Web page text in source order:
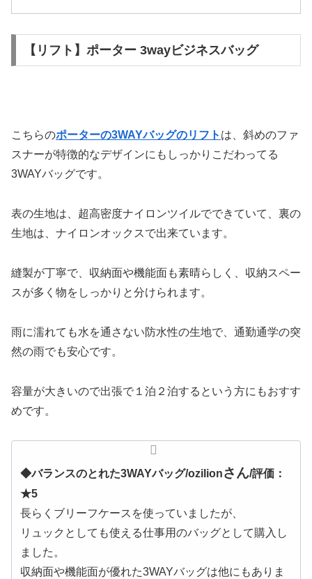
【リフト】ポーター 3wayビジネスバッグ
こちらのポーターの3WAYバッグのリフト は、斜めのファ
スナーが特徴的なデザインにもしっかりこだわってる
3WAYバッグです。
表の生地は、超高密度ナイロンツイルでできていて、裏の
生地は、ナイロンオックスで出来ています。
縫製が丁寧で、収納面や機能面も素晴らしく、収納スペー
スが多く物をしっかりと分けられます。
雨に濡れても水を通さない防水性の生地で、通勤通学の突
然の雨でも安心です。
容量が大きいので出張で１泊２泊するという方にもおすす
めです。
◆バランスのとれた3WAYバッグ/ozilionさん/評価：
★5
長らくブリーフケースを使っていましたが、
リュックとしても使える仕事用のバッグとして購入し
ました。
収納面や機能面が優れた3WAYバッグは他にもありま